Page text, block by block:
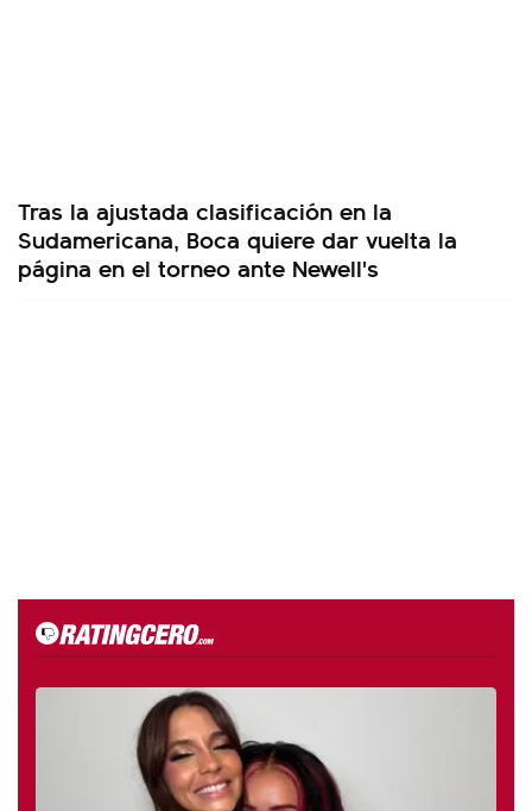
Tras la ajustada clasificación en la
Sudamericana, Boca quiere dar vuelta la
página en el torneo ante Newell's